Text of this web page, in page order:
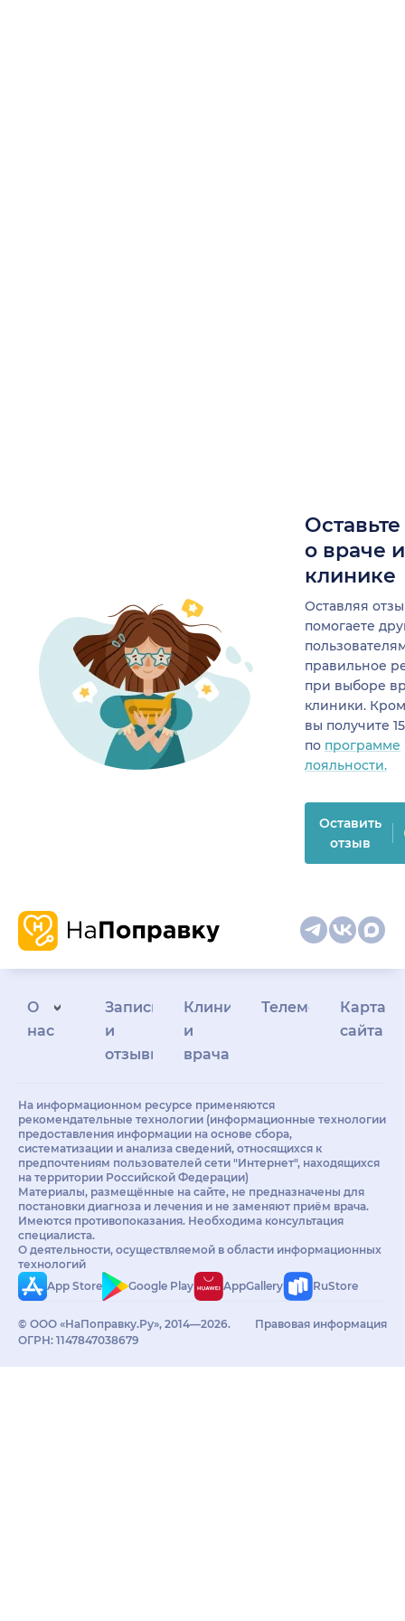
о враче
клинике
Оставляя
помогаете
правильное
при выборе
клиники.
вы получите
по программе
лояльности.
Оставить
отзыв
О
нас
Запись
и
отзывы
Клиникам
и
врачам
Телемедицина
Карта
сайта
На информационном ресурсе применяются
рекомендательные технологии (информационные технологии
предоставления информации на основе сбора,
систематизации и анализа сведений, относящихся к
предпочтениям пользователей сети "Интернет", находящихся
на территории Российской Федерации)
Материалы, размещённые на сайте, не предназначены для
постановки диагноза и лечения и не заменяют приём врача.
Имеются противопоказания. Необходима консультация
специалиста.
О деятельности, осуществляемой в области информационных
технологий
App Store
Google Play AppGallery RuStore
© ООО «НаПоправку.Ру», 2014—2026.
ОГРН: 1147847038679
Правовая информация